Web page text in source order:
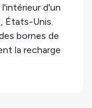
d'un
, États-Unis.
bornes de
la recharge